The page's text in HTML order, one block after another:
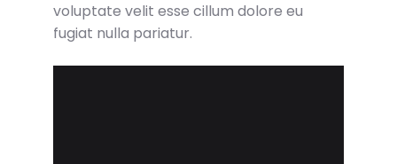
voluptate velit esse cillum dolore eu
fugiat nulla pariatur.